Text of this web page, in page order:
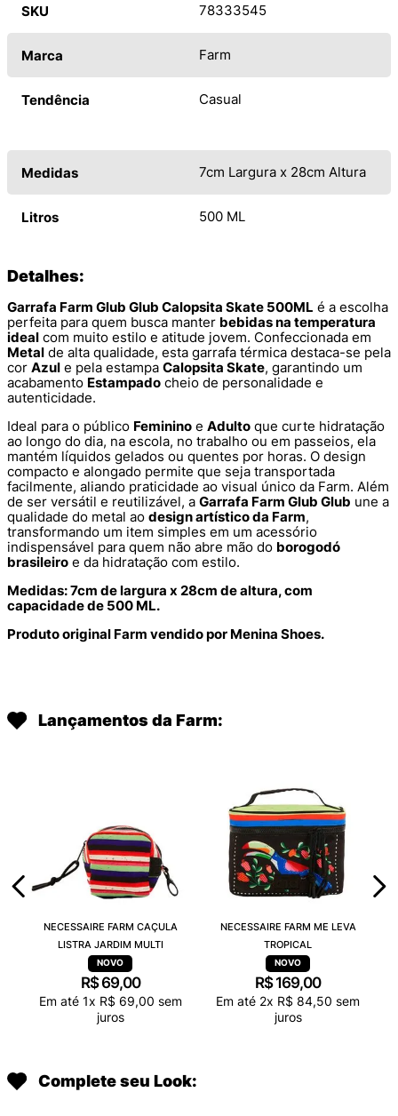
SKU 78333545
Marca Farm
Tendência Casual
Medidas 7cm Largura x 28cm Altura
Litros 500 ML
Detalhes:
Garrafa Farm Glub Glub Calopsita Skate 500ML é a escolha
perfeita para quem busca manter bebidas na temperatura
ideal com muito estilo e atitude jovem. Confeccionada em
Metal de alta qualidade, esta garrafa térmica destaca-se pela
cor Azul e pela estampa Calopsita Skate, garantindo um
acabamento Estampado cheio de personalidade e
autenticidade.
Ideal para o público Feminino e Adulto que curte hidratação
ao longo do dia, na escola, no trabalho ou em passeios, ela
mantém líquidos gelados ou quentes por horas. O design
compacto e alongado permite que seja transportada
facilmente, aliando praticidade ao visual único da Farm. Além
de ser versátil e reutilizável, a Garrafa Farm Glub Glub une a
qualidade do metal ao design artístico da Farm,
transformando um item simples em um acessório
indispensável para quem não abre mão do borogodó
brasileiro e da hidratação com estilo.
Medidas: 7cm de largura x 28cm de altura, com
capacidade de 500 ML.
Produto original Farm vendido por Menina Shoes.
Lançamentos da Farm:
NECESSAIRE FARM CAÇULA
LISTRA JARDIM MULTI
R$ 69,00
Em até 1x R$ 69,00 sem
juros
NECESSAIRE FARM ME LEVA
TROPICAL
R$ 169,00
Em até 2x R$ 84,50 sem
juros
Complete seu Look: